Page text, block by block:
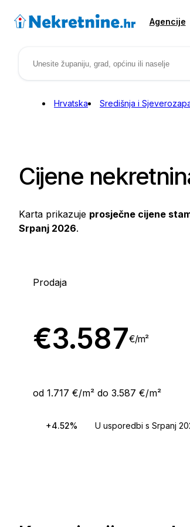
Agencije
Hrvatska Središnja i
Cijene
Karta prikazuje prosječne cijene
Srpanj 2026.
Prodaja
€3.587€/m²
od 1.717 €/m² do 3.587 €/m²
+4.52% U usporedbi s Srpanj